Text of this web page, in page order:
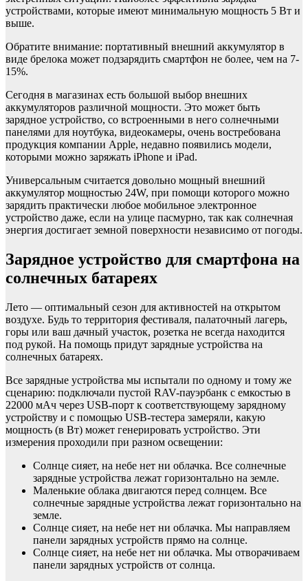
устройствами, которые имеют минимальную мощность 5 Вт и
выше.
Обратите внимание: портативный внешний аккумулятор в
виде брелока может подзарядить смартфон не более, чем на 7-
15%.
Сегодня в магазинах есть большой выбор внешних
аккумуляторов различной мощности. Это может быть
зарядное устройство, со встроенными в него солнечными
панелями для ноутбука, видеокамеры, очень востребована
продукция компании Apple, недавно появились модели,
которыми можно заряжать iPhone и iPad.
Универсальным считается довольно мощный внешний
аккумулятор мощностью 24W, при помощи которого можно
зарядить практически любое мобильное электронное
устройство даже, если на улице пасмурно, так как солнечная
энергия достигает земной поверхности независимо от погоды.
Зарядное устройство для смартфона на
солнечных батареях
Лето — оптимальный сезон для активностей на открытом
воздухе. Будь то территория фестиваля, палаточный лагерь,
горы или ваш дачный участок, розетка не всегда находится
под рукой. На помощь придут зарядные устройства на
солнечных батареях.
Все зарядные устройства мы испытали по одному и тому же
сценарию: подключали пустой RAV-пауэрбанк с емкостью в
22000 мАч через USB-порт к соответствующему зарядному
устройству и с помощью USB-тестера замеряли, какую
мощность (в Вт) может генерировать устройство. Эти
измерения проходили при разном освещении:
Солнце сияет, на небе нет ни облачка. Все солнечные
зарядные устройства лежат горизонтально на земле.
Маленькие облака двигаются перед солнцем. Все
солнечные зарядные устройства лежат горизонтально на
земле.
Солнце сияет, на небе нет ни облачка. Мы направляем
панели зарядных устройств прямо на солнце.
Солнце сияет, на небе нет ни облачка. Мы отворачиваем
панели зарядных устройств от солнца.